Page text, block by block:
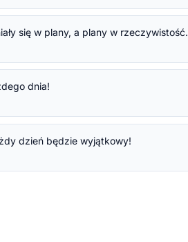
się w plany, a plany w rzeczywistość.
dnia!
dzień będzie wyjątkowy!